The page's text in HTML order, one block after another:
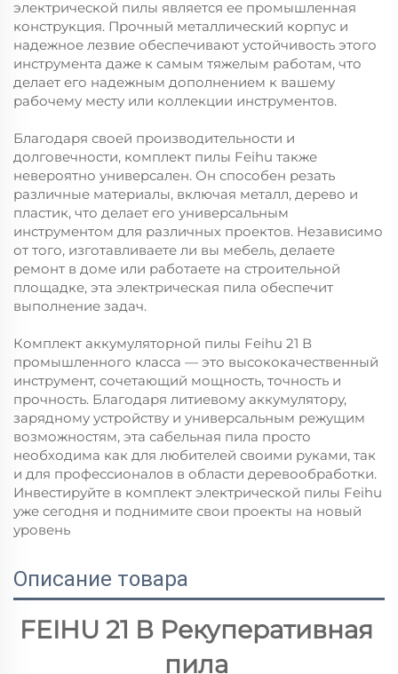
электрической пилы является ее промышленная
конструкция. Прочный металлический корпус и
надежное лезвие обеспечивают устойчивость этого
инструмента даже к самым тяжелым работам, что
делает его надежным дополнением к вашему
рабочему месту или коллекции инструментов.
Благодаря своей производительности и
долговечности, комплект пилы Feihu также
невероятно универсален. Он способен резать
различные материалы, включая металл, дерево и
пластик, что делает его универсальным
инструментом для различных проектов. Независимо
от того, изготавливаете ли вы мебель, делаете
ремонт в доме или работаете на строительной
площадке, эта электрическая пила обеспечит
выполнение задач.
Комплект аккумуляторной пилы Feihu 21 В
промышленного класса — это высококачественный
инструмент, сочетающий мощность, точность и
прочность. Благодаря литиевому аккумулятору,
зарядному устройству и универсальным режущим
возможностям, эта сабельная пила просто
необходима как для любителей своими руками, так
и для профессионалов в области деревообработки.
Инвестируйте в комплект электрической пилы Feihu
уже сегодня и поднимите свои проекты на новый
уровень
Описание товара
FEIHU 21 В Рекуперативная
пила